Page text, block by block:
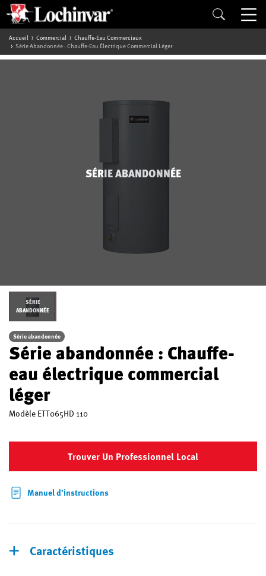
Accueil Commercial
Chauffe-Eau Commerciaux
Série Abandonnée : Chauffe-Eau Électrique Commercial Léger
SÉRIE ABANDONNÉE
SÉRIE
ABANDONNÉE
Série abandonnée
Série abandonnée : Chauffe-
eau électrique commercial
léger
Modèle ETT065HD 110
Trouver Un Professionnel Local
Manuel d’instructions
Caractéristiques